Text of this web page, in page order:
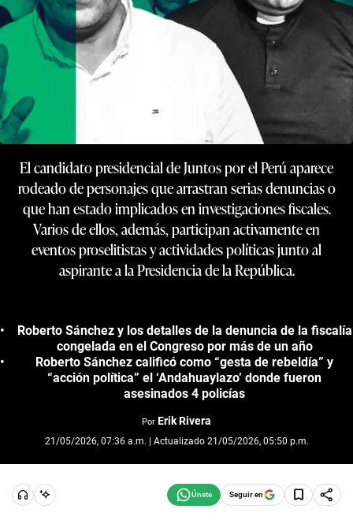
El candidato presidencial de Juntos por el Perú aparece
rodeado de personajes que arrastran serias denuncias o
que han estado implicados en investigaciones fiscales.
Varios de ellos, además, participan activamente en
eventos proselitistas y actividades políticas junto al
aspirante a la Presidencia de la República.
Roberto Sánchez y los detalles de la denuncia de la fiscalía
congelada en el Congreso por más de un año
Roberto Sánchez calificó como “gesta de rebeldía” y
“acción política” el ‘Andahuaylazo’ donde fueron
asesinados 4 policías
Por Erik Rivera
21/05/2026, 07:36 a.m. | Actualizado 21/05/2026, 05:50 p.m.
Seguir en